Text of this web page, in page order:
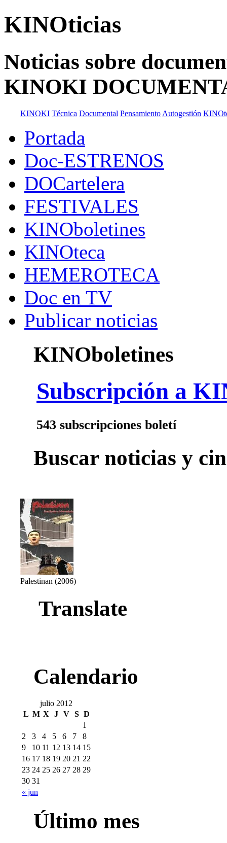
KINOticias
Noticias sobre
KINOKI
KINOKI Técnica Documental Pensamiento Autogestión
Portada
Doc-ESTRENOS
DOCartelera
FESTIVALES
KINOboletines
KINOteca
HEMEROTECA
Doc en TV
Publicar noticias
KINOboletines
Subscripción a
543 subscripciones boletí
Buscar noticias y
Palestinan (2006)
Translate
Calendario
julio 2012
L M X J V S D
« jun
1
2
3 4 5 6 7
8
9
10 11 12 13 14 15
16 17 18 19 20 21 22
23 24 25 26 27 28 29
30 31
Último mes